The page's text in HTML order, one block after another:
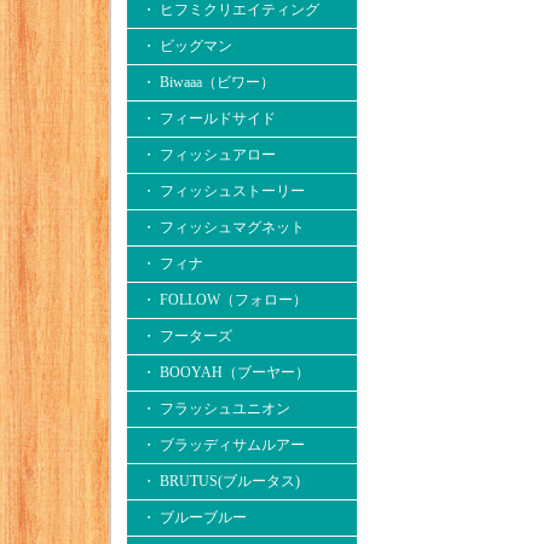
・ ヒフミクリエイティング
・ ビッグマン
・ Biwaaa（ビワー）
・ フィールドサイド
・ フィッシュアロー
・ フィッシュストーリー
・ フィッシュマグネット
・ フィナ
・ FOLLOW（フォロー）
・ フーターズ
・ BOOYAH（ブーヤー）
・ フラッシュユニオン
・ ブラッディサムルアー
・ BRUTUS(ブルータス)
・ ブルーブルー